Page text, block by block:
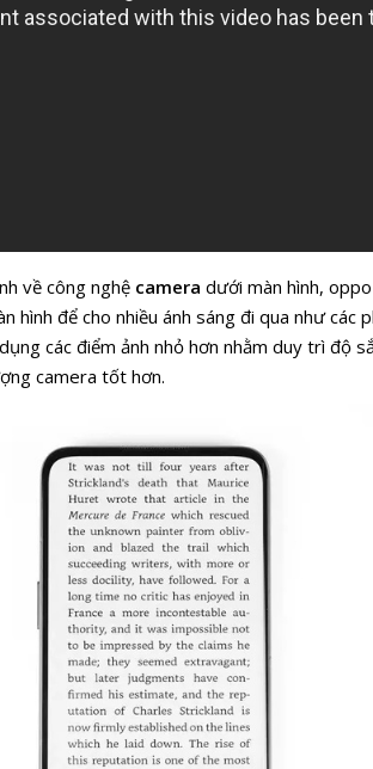
về công nghệ camera dưới màn hình,
hình để cho nhiều ánh sáng đi qua như các
các điểm ảnh nhỏ hơn nhằm duy trì độ
camera tốt hơn.